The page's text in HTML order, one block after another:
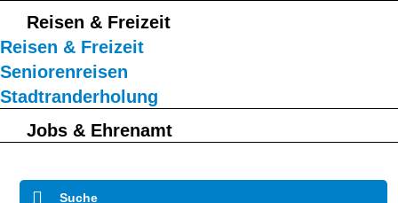
Reisen & Freizeit
Reisen & Freizeit
Seniorenreisen
Stadtranderholung
Jobs & Ehrenamt
Suche